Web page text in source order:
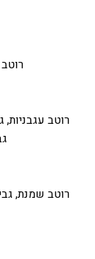
רוטב עגבניות,
רוטב שמנת,